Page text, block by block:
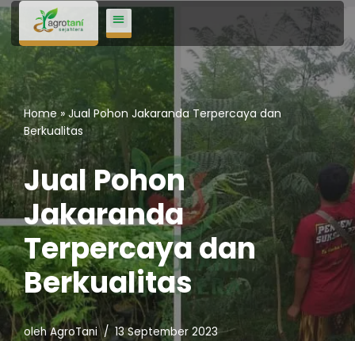
Lompat
ke
konten
Home » Jual Pohon Jakaranda Terpercaya dan
Berkualitas
Jual Pohon
Jakaranda
Terpercaya dan
Berkualitas
olehAgroTani 13 September 2023